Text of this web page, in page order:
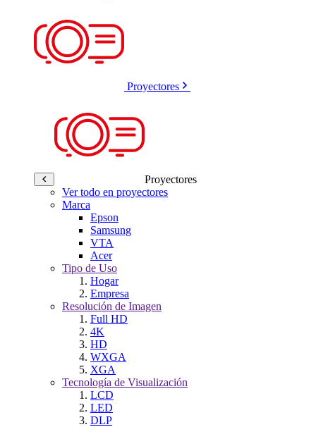
Proyectores
Proyectores
Ver todo en proyectores
Marca
Epson
Samsung
VTA
Acer
Tipo de Uso
Hogar
Empresa
Resolución de Imagen
Full HD
4K
HD
WXGA
XGA
Tecnología de Visualización
LCD
LED
DLP